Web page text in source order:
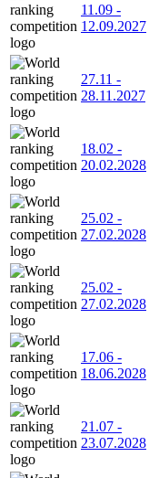
11.09 -
12.09.2027
27.11 -
28.11.2027
18.02 -
20.02.2028
25.02 -
27.02.2028
25.02 -
27.02.2028
17.06 -
18.06.2028
21.07 -
23.07.2028